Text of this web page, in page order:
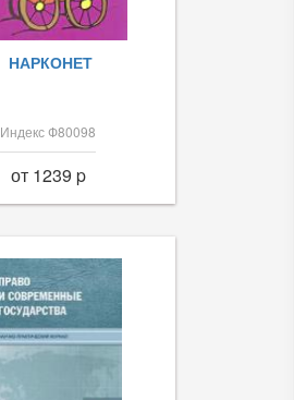
НАРКОНЕТ
Индекс Ф80098
от 1239 p